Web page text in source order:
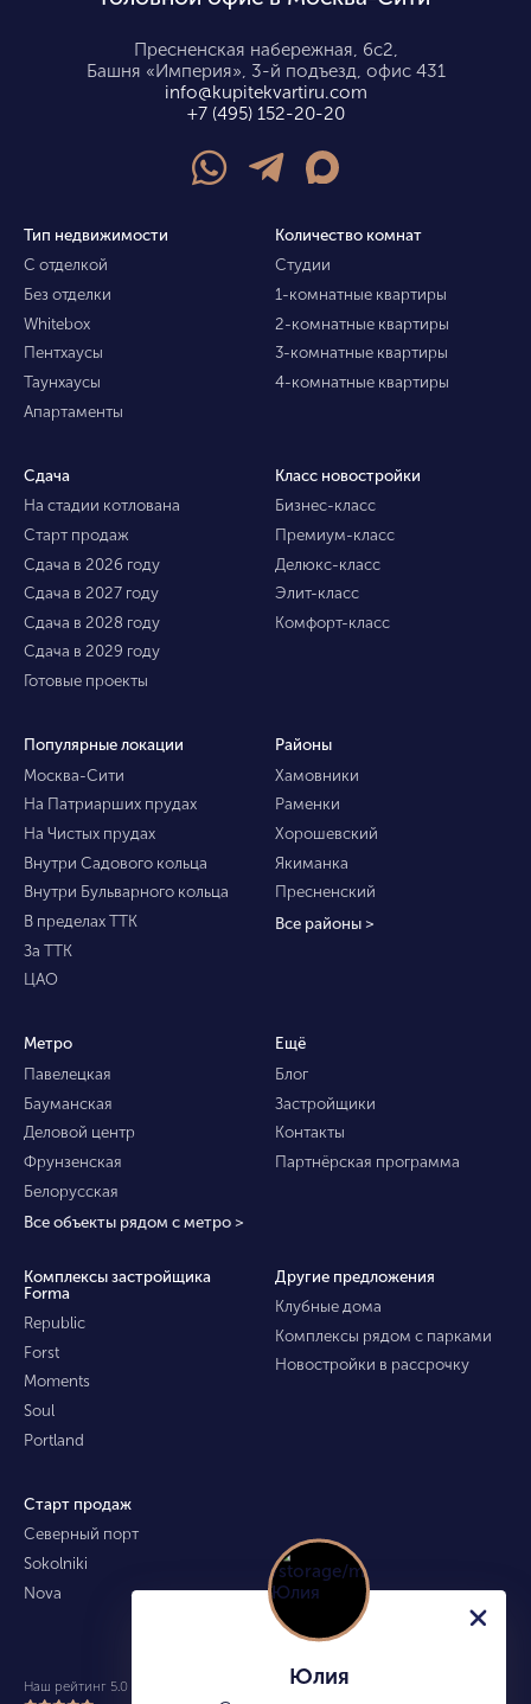
Пресненская набережная, 6с2,
Башня «Империя», 3-й подъезд, офис 431
info@kupitekvartiru.com
+7 (495) 152-20-20
Тип недвижимости
С отделкой
Без отделки
Whitebox
Пентхаусы
Таунхаусы
Апартаменты
Количество комнат
Студии
1-комнатные квартиры
2-комнатные квартиры
3-комнатные квартиры
4-комнатные квартиры
Сдача
На стадии котлована
Старт продаж
Сдача в 2026 году
Сдача в 2027 году
Сдача в 2028 году
Сдача в 2029 году
Готовые проекты
Класс новостройки
Бизнес-класс
Премиум-класс
Делюкс-класс
Элит-класс
Комфорт-класс
Популярные локации
Москва-Сити
На Патриарших прудах
На Чистых прудах
Внутри Садового кольца
Внутри Бульварного кольца
В пределах ТТК
За ТТК
ЦАО
Районы
Хамовники
Раменки
Хорошевский
Якиманка
Пресненский
Все районы >
Метро
Павелецкая
Бауманская
Деловой центр
Фрунзенская
Белорусская
Все объекты рядом с метро >
Ещё
Блог
Застройщики
Контакты
Партнёрская программа
Комплексы застройщика
Forma
Republic
Forst
Moments
Soul
Portland
Другие предложения
Клубные дома
Комплексы рядом с парками
Новостройки в рассрочку
Старт продаж
Северный порт
Sokolniki
Nova
Наш рейтинг 5.0 из 5 (490) Юлия